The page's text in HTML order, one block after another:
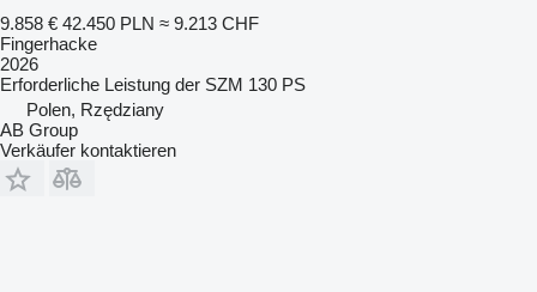
9.858 € 42.450 PLN ≈ 9.213 CHF
Fingerhacke
2026
Erforderliche Leistung der SZM 130 PS
Polen, Rzędziany
AB Group
Verkäufer kontaktieren